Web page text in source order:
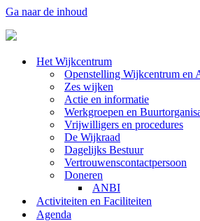
Ga naar de inhoud
Het Wijkcentrum
Openstelling Wijkcentrum en
Zes wijken
Actie en informatie
Werkgroepen en
Vrijwilligers en procedures
De Wijkraad
Dagelijks Bestuur
Vertrouwenscontactpersoon
Doneren
ANBI
Activiteiten en Faciliteiten
Agenda